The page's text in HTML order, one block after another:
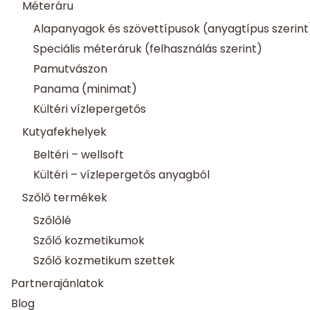
Méteráru
Alapanyagok és szövettípusok (anyagtípus
Speciális méteráruk (felhasználás szerint)
Pamutvászon
Panama (minimat)
Kültéri vízlepergetős
Kutyafekhelyek
Beltéri – wellsoft
Kültéri – vízlepergetős anyagból
Szőlő termékek
Szőlőlé
Szőlő kozmetikumok
Szőlő kozmetikum szettek
Partnerajánlatok
Blog